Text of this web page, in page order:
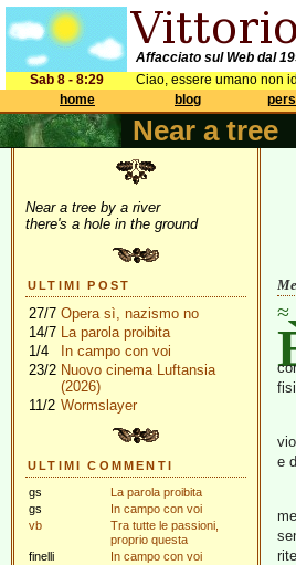
Affacciato sul Web dal
Sab 8 - 8:29
Ciao, essere umano non
home
blog
Near a tree
Near a tree by a river
there's a hole in the ground
ULTIMI POST
27/7 Opera sì, nazismo no
14/7 La parola proibita
1/4
In campo con voi
23/2 Nuovo cinema Luftansia
(2026)
11/2 Wormslayer
ULTIMI COMMENTI
gs
La parola proibita
gs
In campo con voi
vb
Tra tutte le passioni,
proprio questa
finelli
In campo con voi
e